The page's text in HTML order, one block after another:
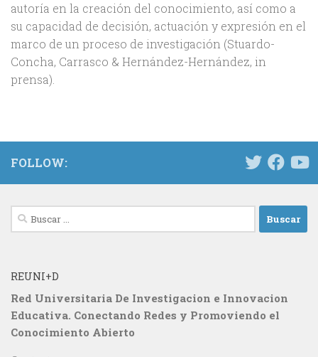
autoría en la creación del conocimiento, así como a
su capacidad de decisión, actuación y expresión en el
marco de un proceso de investigación (Stuardo-
Concha, Carrasco & Hernández-Hernández, in
prensa).
FOLLOW:
Buscar:
REUNI+D
Red Universitaria De Investigacion e Innovacion
Educativa. Conectando Redes y Promoviendo el
Conocimiento Abierto